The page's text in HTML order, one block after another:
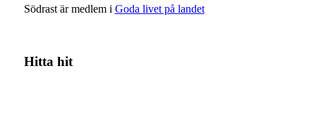
Södrast är medlem i Goda livet på landet
Hitta hit